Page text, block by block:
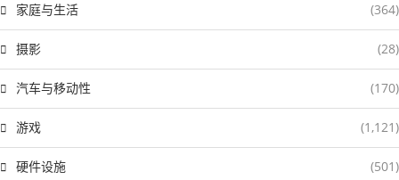
家庭与生活 (364)
摄影 (28)
汽车与移动性 (170)
游戏 (1,121)
硬件设施 (501)